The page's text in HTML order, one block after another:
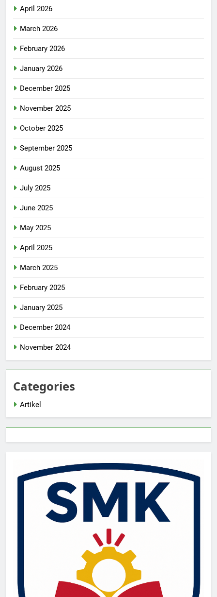
April 2026
March 2026
February 2026
January 2026
December 2025
November 2025
October 2025
September 2025
August 2025
July 2025
June 2025
May 2025
April 2025
March 2025
February 2025
January 2025
December 2024
November 2024
Categories
Artikel